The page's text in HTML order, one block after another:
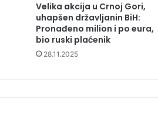
Velika akcija u Crnoj Gori,
uhapšen državljanin BiH:
Pronađeno milion i po eura,
bio ruski plaćenik
28.11.2025